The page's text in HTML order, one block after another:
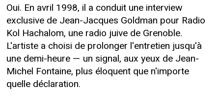
Oui. En avril 1998, il a conduit une interview
exclusive de Jean-Jacques Goldman pour Radio
Kol Hachalom, une radio juive de Grenoble.
L'artiste a choisi de prolonger l'entretien jusqu'à
une demi-heure — un signal, aux yeux de Jean-
Michel Fontaine, plus éloquent que n'importe
quelle déclaration.